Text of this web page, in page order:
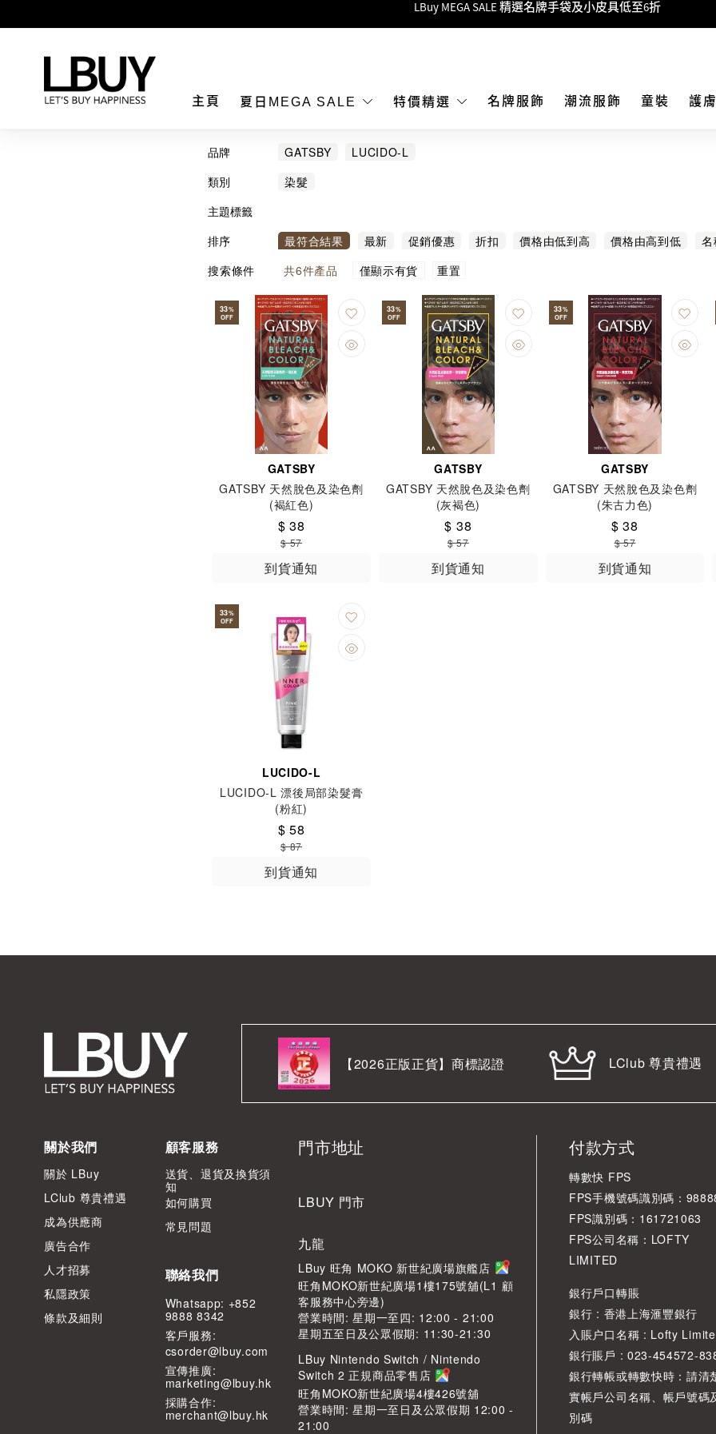
Goyard Hobo / Hobo Mini人氣限量特別版限時原價低至75折!
MOKO 1樓175號鋪旗艦店特設名牌Hermès、CHANEL及LV專區！
主頁 夏日MEGA SALE 特價精選 名牌服飾 潮流服飾 童裝 護
品牌 GATSBY
LUCIDO-L
類別
染髮
主題標籤
排序
最符合結果 最新 促銷優惠 折扣 價格由低到高 價格由高到低
名
搜索條件
共6件產品 僅顯示有貨 重置
33%
OFF
GATSBY
GATSBY 天然脫色及染色劑
(褐紅色)
$ 38
$ 57
到貨通知
33%
OFF
GATSBY
GATSBY 天然脫色及染色劑
(灰褐色)
$ 38
$ 57
到貨通知
33%
OFF
GATSBY
GATSBY 天然脫色及染色劑
(朱古力色)
$ 38
$ 57
到貨通知
33%
OFF
LUCIDO-L
LUCIDO-L 漂後局部染髮膏
(粉紅)
$ 58
$ 87
到貨通知
【2026正版正貨】商標認證 LClub 尊貴禮遇
關於我們
關於 LBuy
LClub 尊貴禮遇
成為供應商
廣告合作
人才招募
私隱政策
條款及細則
顧客服務
送貨、退貨及換貨須
知
如何購買
常見問題
聯絡我們
Whatsapp: +852
9888 8342
客⼾服務:
csorder@lbuy.com
宣傳推廣:
marketing@lbuy.hk
採購合作:
merchant@lbuy.hk
門市地址
LBUY 門市
九龍
LBuy 旺角 MOKO 新世紀廣場旗艦店
旺角MOKO新世紀廣場1樓175號舖(L1 顧
客服務中心旁邊)
營業時間: 星期一至四: 12:00 - 21:00
星期五至日及公眾假期: 11:30-21:30
LBuy Nintendo Switch / Nintendo
Switch 2 正規商品零售店
旺角MOKO新世紀廣場4樓426號舖
營業時間: 星期一至日及公眾假期 12:00 -
21:00
付款方式
轉數快 FPS
FPS手機號碼識別碼：
FPS識別碼：161721063
FPS公司名稱：LOFTY
LIMITED
銀行戶口轉賬
銀行 : 香港上海滙豐銀行
入賬户口名稱 : Lofty
銀行賬戶 : 023-454572-
銀行轉帳或轉數快時：請清
實帳戶公司名稱、帳戶號碼
別碼